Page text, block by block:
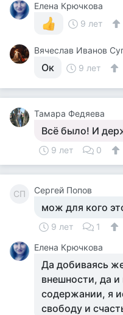
Елена Крючкова
9 лет
Ок 9 лет
Тамара Федяева
Всё было! И
9 лет 0
СП Сергей Попов
мож для кого
9 лет 1
Елена Крючкова
Да добиваясь
внешности, да и
содержании, я
свободу и